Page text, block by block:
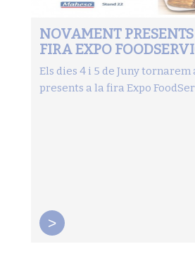
NOVAMENT
FIRA EXPO
Els dies 4 i 5 de Juny tornarem
presents a la fira Expo
>